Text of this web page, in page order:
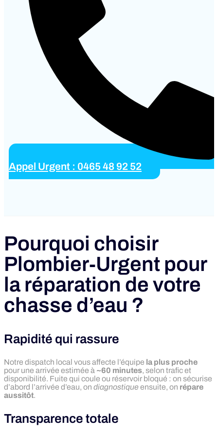
Appel Urgent : 0465 48 92 52
Pourquoi choisir
Plombier‑Urgent pour
la réparation de votre
chasse d’eau ?
Rapidité qui rassure
Notre dispatch local vous affecte l’équipe la plus proche
pour une arrivée estimée à ~60 minutes, selon trafic et
disponibilité. Fuite qui coule ou réservoir bloqué : on sécurise
d’abord l’arrivée d’eau, on diagnostiqueensuite, on répare
aussitôt.
Transparence totale